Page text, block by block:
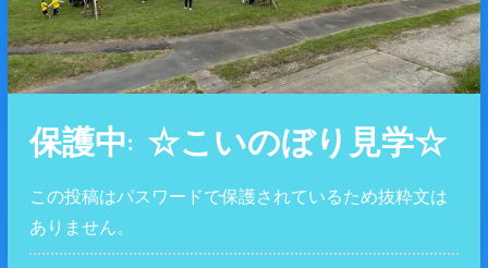
保護中: ☆こいのぼり見学☆
この投稿はパスワードで保護されているため抜粋文は
ありません。